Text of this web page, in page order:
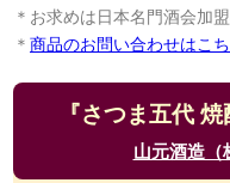
＊お求めは日本名門酒会加
＊ 商品のお問い合わせはこ
『さつま五代
山元酒造（